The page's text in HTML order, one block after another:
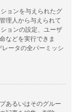
ョンを与えられたグ
理人から与えられて
ョンの設定、ユーザ
などを実行できま
ータの全パーミッシ
あるいはそのグルー